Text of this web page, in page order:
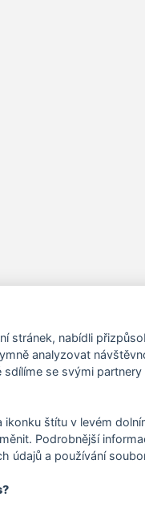
stránek, nabídli
analyzovat
se svými
ikonku štítu v levém
Podrobnější
údajů a používání